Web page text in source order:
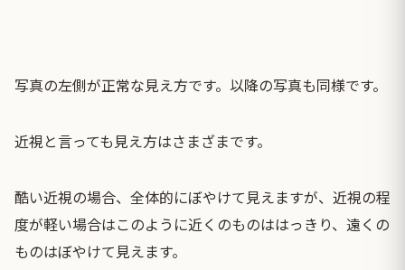
写真の左側が正常な見え方です。以降の写真も同様です。
近視と言っても見え方はさまざまです。
酷い近視の場合、全体的にぼやけて見えますが、近視の程
度が軽い場合はこのように近くのものははっきり、遠くの
ものはぼやけて見えます。